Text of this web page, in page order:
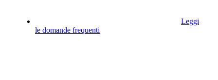
Leggi
le domande frequenti